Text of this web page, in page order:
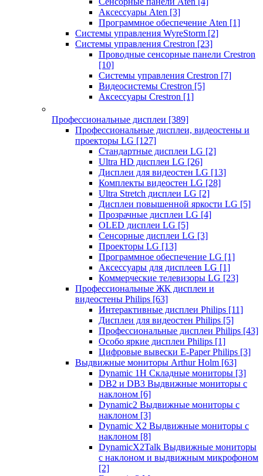
Аксессуары Aten [3]
Программное обеспечение Aten [1]
Системы управления WyreStorm [2]
Системы управления Crestron [23]
Проводные сенсорные панели Crestron
[10]
Системы управления Crestron [7]
Видеосистемы Crestron [5]
Аксессуары Crestron [1]
Профессиональные дисплеи [389]
Профессиональные дисплеи, видеостены и
проекторы LG [127]
Стандартные дисплеи LG [2]
Ultra HD дисплеи LG [26]
Дисплеи для видеостен LG [13]
Комплекты видеостен LG [28]
Ultra Stretch дисплеи LG [2]
Дисплеи повышенной яркости LG [5]
Прозрачные дисплеи LG [4]
OLED дисплеи LG [5]
Сенсорные дисплеи LG [3]
Проекторы LG [13]
Программное обеспечение LG [1]
Аксессуары для дисплеев LG [1]
Коммерческие телевизоры LG [23]
Профессиональные ЖК дисплеи и
видеостены Philips [63]
Интерактивные дисплеи Philips [11]
Дисплеи для видеостен Philips [5]
Профессиональные дисплеи Philips [43]
Особо яркие дисплеи Philips [1]
Цифровые вывески E-Paper Philips [3]
Выдвижные мониторы Arthur Holm [63]
Dynamic 1Н Складные мониторы [3]
DB2 и DB3 Выдвижные мониторы с
наклоном [6]
Dynamic2 Выдвижные мониторы с
наклоном [3]
Dynamic X2 Выдвижные мониторы с
наклоном [8]
DynamicX2Talk Выдвижные мониторы
с наклоном и выдвижным микрофоном
[2]